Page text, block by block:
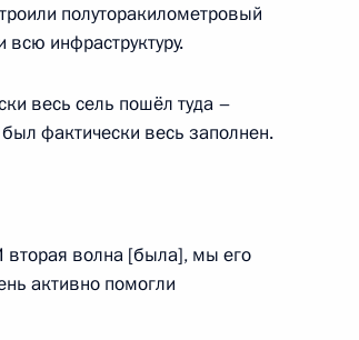
4
полуторакилометровый
всю инфраструктуру.
весь сель пошёл туда –
фактически весь заполнен.
волна [была], мы его
активно помогли